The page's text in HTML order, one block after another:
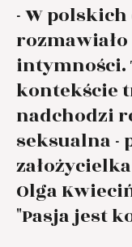
- W
intymności.
kontekście
nadchodzi
seksualna -
Olga
"Pasja jest